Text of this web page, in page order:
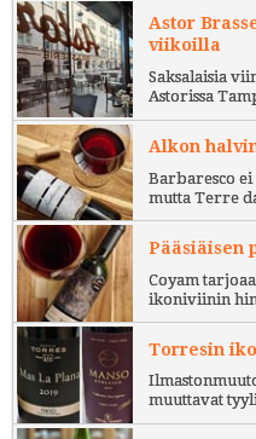
Astor
viikoilla
Saksalaisia
Astorissa
Alkon
Barbaresco
mutta Terre
Pääsiäisen
Coyam
ikoniviinin
Torresin
muuttavat